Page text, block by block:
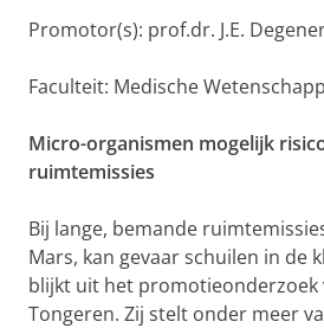
Promotor(s): prof.dr. J.E.
Faculteit: Medische
Micro-organismen mogelijk
ruimtemissies
Bij lange, bemande
Mars, kan gevaar schuilen in de
blijkt uit het promotieonderzoek
Tongeren. Zij stelt onder meer